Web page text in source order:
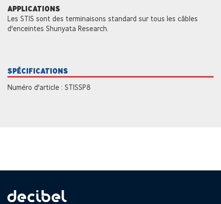
APPLICATIONS
Les STIS sont des terminaisons standard sur tous les câbles
d'enceintes Shunyata Research.
SPÉCIFICATIONS
Numéro d'article : STISSP8